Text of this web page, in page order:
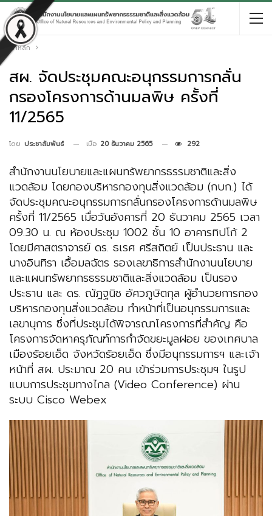
หน้าหลัก
สผ. จัดประชุมคณะอนุกรรมการกลั่น
กรองโครงการด้านมลพิษ ครั้งที่
11/2565
โดย ประชาสัมพันธ์ เมื่อ 20 ธันวาคม 2565 292
สำนักงานนโยบายและแผนทรัพยากรธรรมชาติและสิ่ง
แวดล้อม โดยกองบริหารกองทุนสิ่งแวดล้อม (กบก.) ได้
จัดประชุมคณะอนุกรรมการกลั่นกรองโครงการด้านมลพิษ
ครั้งที่ 11/2565 เมื่อวันอังคารที่ 20 ธันวาคม 2565 เวลา
09.30 น. ณ ห้องประชุม 1002 ชั้น 10 อาคารทิปโก้ 2
โดยมีศาสตราจารย์ ดร. ธเรศ ศรีสถิตย์ เป็นประธาน และ
นางอินทิรา เอื้อมลฉัตร รองเลขาธิการสำนักงานนโยบาย
และแผนทรัพยากรธรรมชาติและสิ่งแวดล้อม เป็นรอง
ประธาน และ ดร. ณัฎฐนิช อัศวภูษิตกุล ผู้อำนวยการกอง
บริหารกองทุนสิ่งแวดล้อม ทำหน้าที่เป็นอนุกรรมการและ
เลขานุการ ซึ่งที่ประชุมได้พิจารณาโครงการที่สำคัญ คือ
โครงการจัดหาครุภัณฑ์การกำจัดขยะมูลฝอย ของเทศบาล
เมืองร้อยเอ็ด จังหวัดร้อยเอ็ด ซึ่งมีอนุกรรมการฯ และเจ้า
หน้าที่ สผ. ประมาณ 20 คน เข้าร่วมการประชุมฯ ในรูป
แบบการประชุมทางไกล (Video Conference) ผ่าน
ระบบ Cisco Webex